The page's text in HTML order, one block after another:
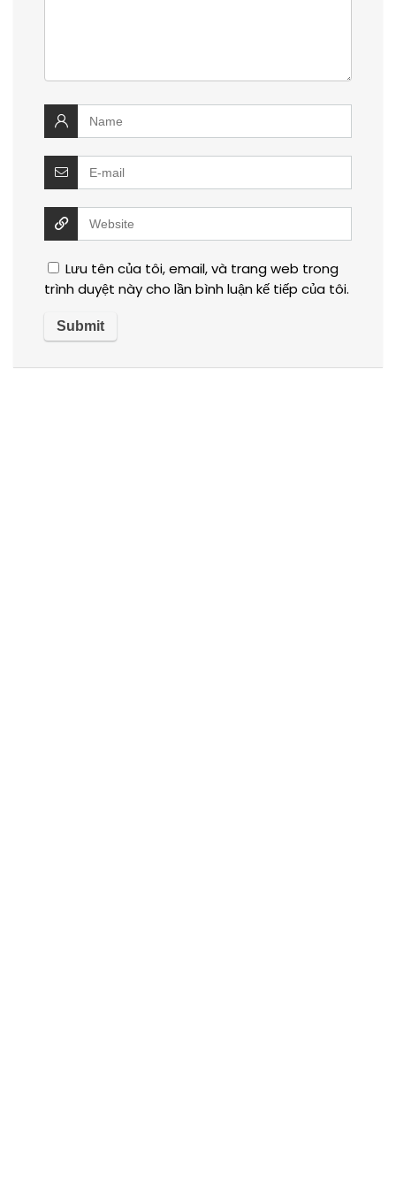
Lưu tên của tôi, email, và trang web trong
trình duyệt này cho lần bình luận kế tiếp của tôi.